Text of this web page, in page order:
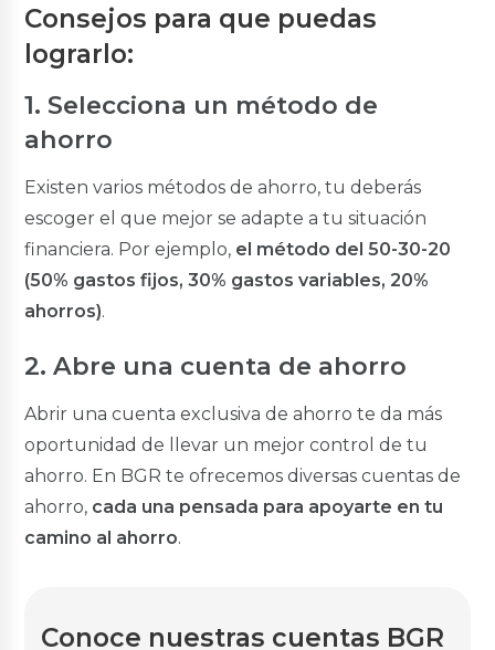
Fuerzas
Multidestino Civil
Multidestino Militares
Créditos de Consolidación
Consolidación de Deudas
Créditos en Línea
Créditos en Línea
Simuladores
Simulador de Crédito
Inversiones Rentaplazos
BGR Rentaplazos
Invierte en Línea
Inversión Preferencial
BGR Invierte
Seguros
Consejos para que puedas
lograrlo:
1. Selecciona un método de
ahorro
Existen varios métodos de ahorro, tu deberás
escoger el que mejor se adapte a tu situación
financiera. Por ejemplo, el método del 50-30-20
(50% gastos fijos, 30% gastos variables, 20%
ahorros).
2. Abre una cuenta de ahorro
Abrir una cuenta exclusiva de ahorro te da más
oportunidad de llevar un mejor control de tu
ahorro. En BGR te ofrecemos diversas cuentas de
ahorro, cada una pensada para apoyarte en tu
camino al ahorro.
Conoce nuestras cuentas BGR